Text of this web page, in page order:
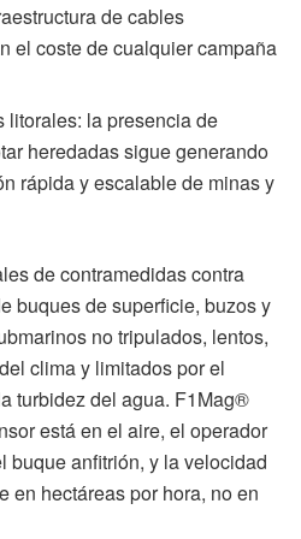
de cables
el coste de cualquier campaña
litorales: la presencia de
heredadas sigue generando
rápida y escalable de minas y
de contramedidas contra
buques de superficie, buzos y
no tripulados, lentos,
clima y limitados por el
turbidez del agua. F1Mag®
está en el aire, el operador
buque anfitrión, y la velocidad
en hectáreas por hora, no en